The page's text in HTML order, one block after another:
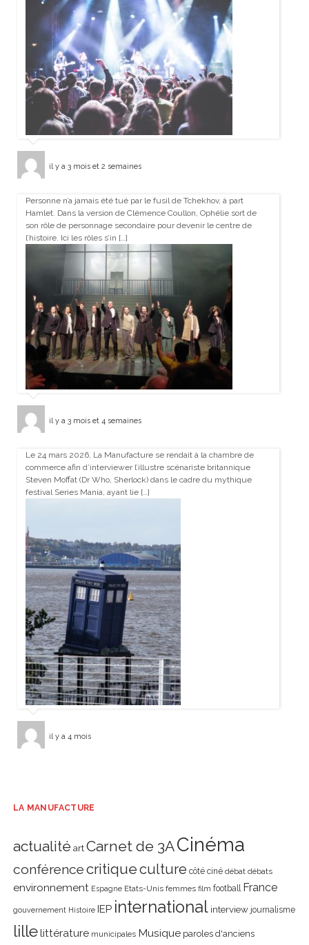
il y a 3 mois et 2 semaines
Personne n’a jamais été tué par le fusil de Tchekhov, à part
Hamlet. Dans la version de Clémence Coullon, Ophélie sort de
son rôle de personnage secondaire pour devenir le centre de
l’histoire. Ici les rôles s’in […]
il y a 3 mois et 4 semaines
Le 24 mars 2026, La Manufacture se rendait à la chambre de
commerce afin d’interviewer l’illustre scénariste britannique
Steven Moffat (Dr Who, Sherlock) dans le cadre du mythique
festival Series Mania, ayant lie […]
il y a 4 mois
LA MANUFACTURE
actualité art Carnet de 3ACinéma
conférencecritiqueculture côté ciné débat débats
environnement Espagne Etats-Unis femmes film football France
gouvernement Histoire IEP international interview journalisme
lillelittérature municipales Musique paroles d'anciens